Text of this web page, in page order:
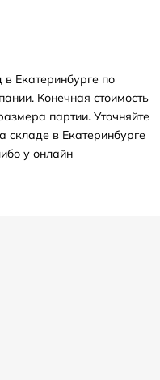
Екатеринбурге по
Конечная стоимость
партии. Уточняйте
в Екатеринбурге
у онлайн